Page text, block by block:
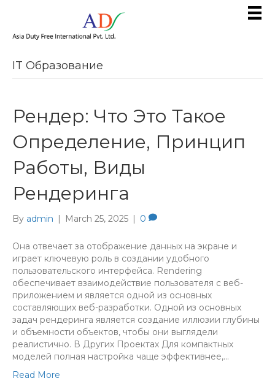
IT Образование
Рендер: Что Это Такое
Определение, Принцип
Работы, Виды
Рендеринга
By admin | March 25, 2025 | 0
Она отвечает за отображение данных на экране и
играет ключевую роль в создании удобного
пользовательского интерфейса. Rendering
обеспечивает взаимодействие пользователя с веб-
приложением и является одной из основных
составляющих веб-разработки. Одной из основных
задач рендеринга является создание иллюзии глубины
и объемности объектов, чтобы они выглядели
реалистично. В Других Проектах Для компактных
моделей полная настройка чаще эффективнее,…
Read More